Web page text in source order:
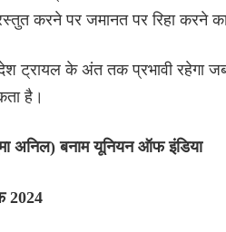
करने पर जमानत पर रिहा करने
ट्रायल के अंत तक प्रभावी
है।
अनिल) बनाम यूनियन ऑफ इंडिया
2024